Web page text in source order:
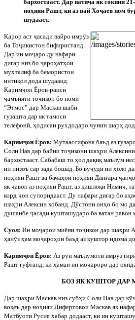
бархостааст. Дар натиҷа як сокини
ноҳияи Рашт, ки аз вай Хоҷаев ном
шудааст.
Қарор аст ҷасади вайро имрӯз
ба Тоҷикистон бифиристанд.
Дар ин моҷаро ду нафари
дигар низ бо ҷароҳатҳои
мухталиф ба бемористон
интиқол дода шудаанд.
Каримҷон Ёров-раиси
ҷамъияти тоҷикон бо номи
“Этмос” дар Маскав шаби
гузашта дар як тамоси
телефонӣ , ҳодисаи рухдодаро чунин шарҳ
Каримҷон Ёров: Мутаассифона баъд аз
Соли Нав дар байни тоҷикони шаҳри
бархостааст. Сабабаш то ҳол дақиқ маълум
ин низоъ сар зада бошад. Бо вуҷуди ин ҳоло
ноҳияи Рашт ва бачаҳои ноҳияи Данғара ҷанҷ
як ҷавон аз ноҳияи Рашт, аз қишлоқи Нимич,
корд ҷон супоридааст. Ду нафари дигар бо
шаҳри Алексин хобанд. Дӯстони онҳо бо мо
душанбе ҷасади кушташударо ба ватан равон
Суол: Ин моҷарои миёни тоҷикон дар шаҳри
ҳанӯз ҳам моҷароҳои баъд аз куштор идома
Каримҷон Ёров: Аз рӯи маълумоти имрӯз
Рашт гуфтанд, ки ҳамаи ин моҷароро дар
БОЗ ЯК КУШТОР ДАР
Дар шаҳри Маскав низ субҳи Соли Нав дар кӯ
воқеъ дар ноҳияи Лифертовои Маскав як
Матбуоти Русия хабар додааст, ки ин